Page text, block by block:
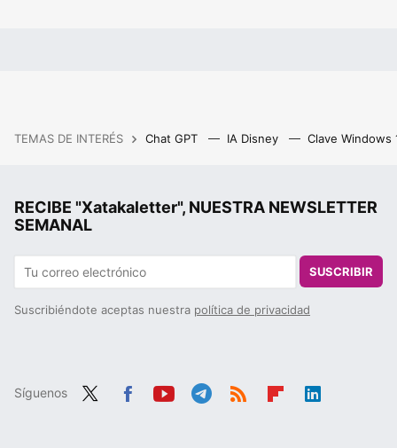
TEMAS DE INTERÉS Chat GPT IA Disney Clave Windows
RECIBE "Xatakaletter", NUESTRA NEWSLETTER
SEMANAL
SUSCRIBIR
Suscribiéndote aceptas nuestra política de privacidad
Síguenos